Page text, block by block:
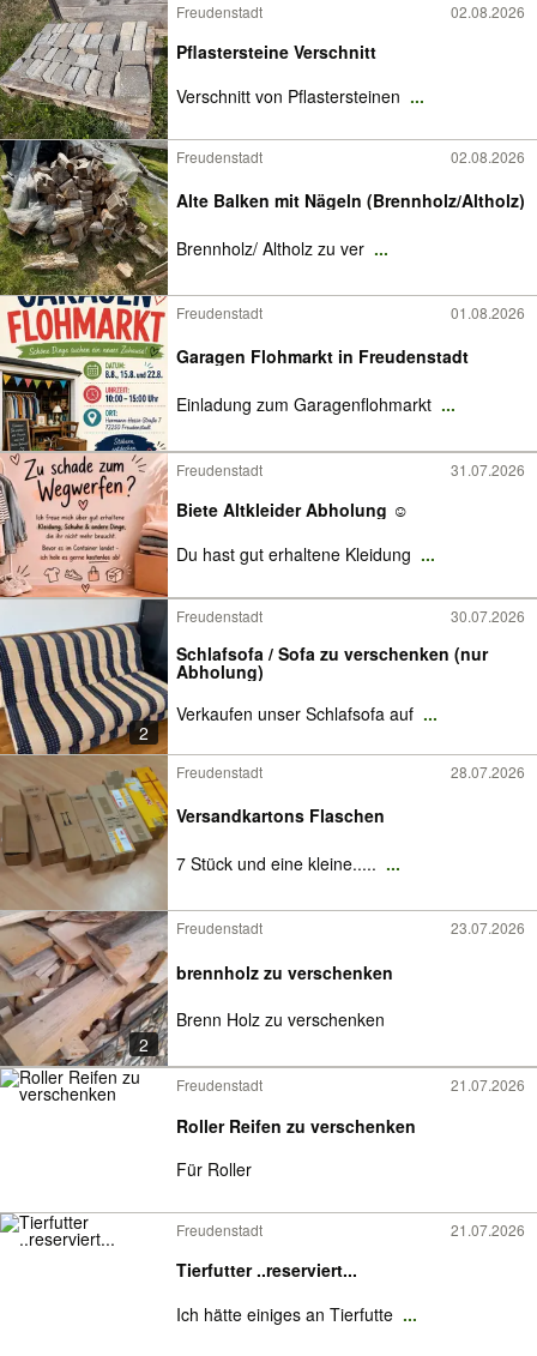
Freudenstadt 02.08.2026
Pflastersteine Verschnitt
Verschnitt von Pflastersteinen ...
Freudenstadt 02.08.2026
Alte Balken mit Nägeln (Brennholz/Altholz)
Brennholz/ Altholz zu ver ...
Freudenstadt 01.08.2026
Garagen Flohmarkt in Freudenstadt
Einladung zum Garagenflohmarkt ...
Freudenstadt 31.07.2026
Biete Altkleider Abholung ☺️
Du hast gut erhaltene Kleidung ...
2
Freudenstadt 30.07.2026
Schlafsofa / Sofa zu verschenken (nur
Abholung)
Verkaufen unser Schlafsofa auf ...
Freudenstadt 28.07.2026
Versandkartons Flaschen
7 Stück und eine kleine..... ...
2
Freudenstadt 23.07.2026
brennholz zu verschenken
Brenn Holz zu verschenken
Freudenstadt 21.07.2026
Roller Reifen zu verschenken
Für Roller
Freudenstadt 21.07.2026
Tierfutter ..reserviert...
Ich hätte einiges an Tierfutte ...